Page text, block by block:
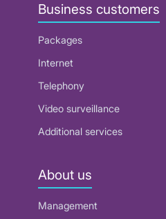
Business customers
Packages
Internet
Telephony
Video surveillance
Additional services
About us
Management